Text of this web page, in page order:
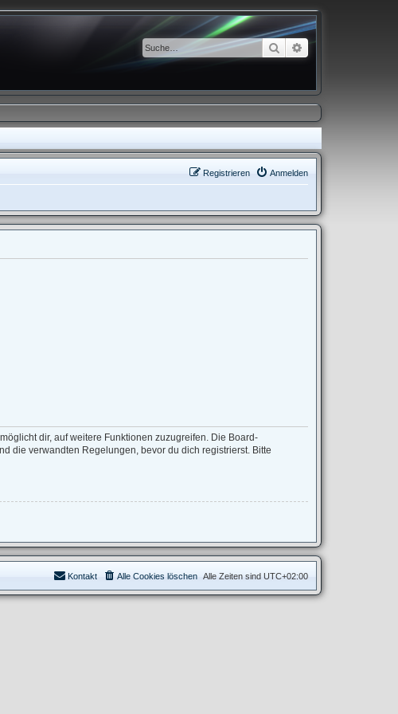
Suche Erweiterte Suche
Anmelden
Registrieren
dir, auf weitere Funktionen zuzugreifen. Die Board-
die verwandten Regelungen, bevor du dich registrierst. Bitte
Alle Zeiten sind UTC+02:00
Alle Cookies löschen
Kontakt